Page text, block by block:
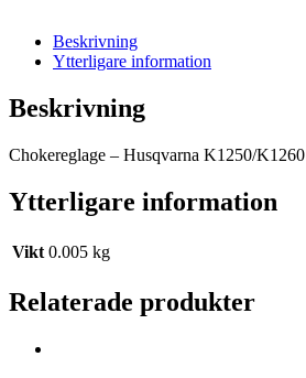
Beskrivning
Ytterligare information
Beskrivning
Chokereglage – Husqvarna K1250/K1260
Ytterligare information
Vikt 0.005 kg
Relaterade produkter